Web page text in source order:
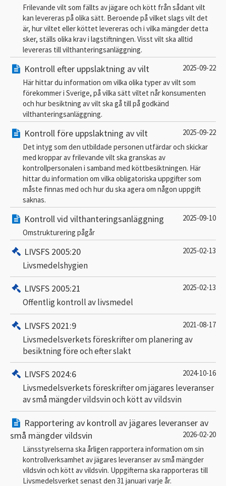
Frilevande vilt som fällts av jägare och kött från sådant vilt
kan levereras på olika sätt. Beroende på vilket slags vilt det
är, hur viltet eller köttet levereras och i vilka mängder detta
sker, ställs olika krav i lagstiftningen. Visst vilt ska alltid
levereras till vilthanteringsanläggning.
Kontroll efter uppslaktning av vilt
2025-09-22
Här hittar du information om vilka olika typer av vilt som
förekommer i Sverige, på vilka sätt viltet når konsumenten
och hur besiktning av vilt ska gå till på godkänd
vilthanteringsanläggning.
Kontroll före uppslaktning av vilt
2025-09-22
Det intyg som den utbildade personen utfärdar och skickar
med kroppar av frilevande vilt ska granskas av
kontrollpersonalen i samband med köttbesiktningen. Här
hittar du information om vilka obligatoriska uppgifter som
måste finnas med och hur du ska agera om någon uppgift
saknas.
Kontroll vid vilthanteringsanläggning
2025-09-10
Omstrukturering pågår
LIVSFS 2005:20 2025-02-13
Livsmedelshygien
LIVSFS 2005:21 2025-02-13
Offentlig kontroll av livsmedel
LIVSFS 2021:9 2021-08-17
Livsmedelsverkets föreskrifter om planering av
besiktning före och efter slakt
LIVSFS 2024:6 2024-10-16
Livsmedelsverkets föreskrifter om jägares leveranser
av små mängder vildsvin och kött av vildsvin
Rapportering av kontroll av jägares leveranser av
små mängder vildsvin
2026-02-20
Länsstyrelserna ska årligen rapportera information om sin
kontrollverksamhet av jägares leveranser av små mängder
vildsvin och kött av vildsvin. Uppgifterna ska rapporteras till
Livsmedelsverket senast den 31 januari varje år.